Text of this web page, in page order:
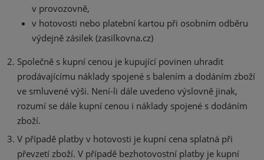
v provozovně,
v hotovosti nebo platební kartou při osobním odběru
výdejně zásilek (zasilkovna.cz)
Společně s kupní cenou je kupující povinen uhradit
prodávajícímu náklady spojené s balením a dodáním zboží
ve smluvené výši. Není-li dále uvedeno výslovně jinak,
rozumí se dále kupní cenou i náklady spojené s dodáním
zboží.
V případě platby v hotovosti je kupní cena splatná při
převzetí zboží. V případě bezhotovostní platby je kupní